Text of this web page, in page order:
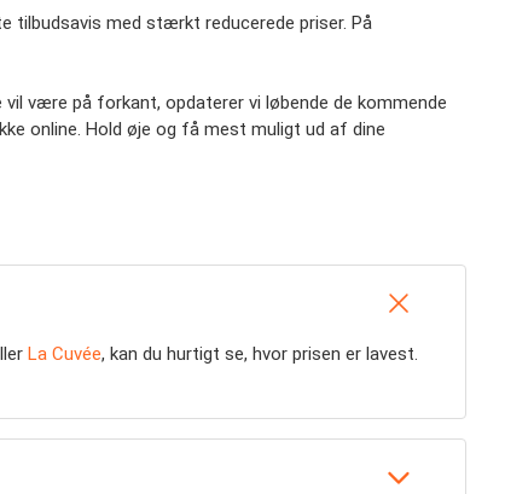
tilbudsavis med stærkt reducerede priser. På
vil være på forkant, opdaterer vi løbende de kommende
online. Hold øje og få mest muligt ud af dine
La Cuvée, kan du hurtigt se, hvor prisen er lavest.